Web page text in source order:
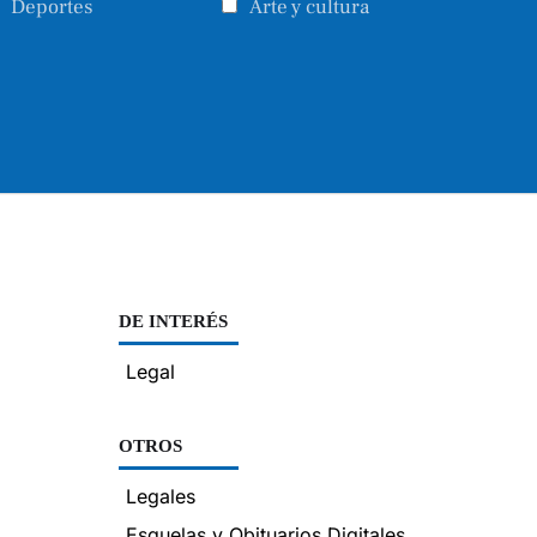
Deportes
Arte y cultura
DE INTERÉS
Legal
OTROS
Legales